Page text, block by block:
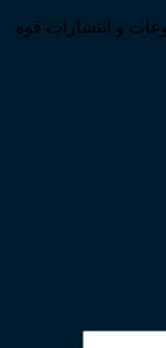
و انتشارات قوه